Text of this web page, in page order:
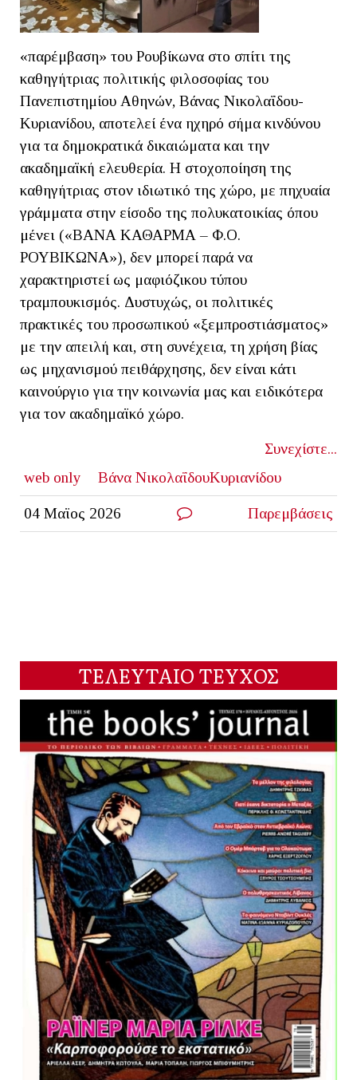
«παρέμβαση» του Ρουβίκωνα στο σπίτι της
καθηγήτριας πολιτικής φιλοσοφίας του
Πανεπιστημίου Αθηνών, Βάνας Νικολαΐδου-
Κυριανίδου, αποτελεί ένα ηχηρό σήμα κινδύνου
για τα δημοκρατικά δικαιώματα και την
ακαδημαϊκή ελευθερία. Η στοχοποίηση της
καθηγήτριας στον ιδιωτικό της χώρο, με πηχυαία
γράμματα στην είσοδο της πολυκατοικίας όπου
μένει («ΒΑΝΑ ΚΑΘΑΡΜΑ – Φ.Ο.
ΡΟΥΒΙΚΩΝΑ»), δεν μπορεί παρά να
χαρακτηριστεί ως μαφιόζικου τύπου
τραμπουκισμός. Δυστυχώς, οι πολιτικές
πρακτικές του προσωπικού «ξεμπροστιάσματος»
με την απειλή και, στη συνέχεια, τη χρήση βίας
ως μηχανισμού πειθάρχησης, δεν είναι κάτι
καινούργιο για την κοινωνία μας και ειδικότερα
για τον ακαδημαϊκό χώρο.
Συνεχίστε...
web only
Βάνα ΝικολαΐδουΚυριανίδου
04 Μαϊος 2026 Παρεμβάσεις
ΤΕΛΕΥΤΑΙΟ ΤΕΥΧΟΣ